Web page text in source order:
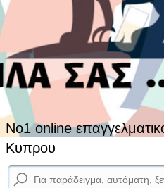
No1 online
Κυπρου